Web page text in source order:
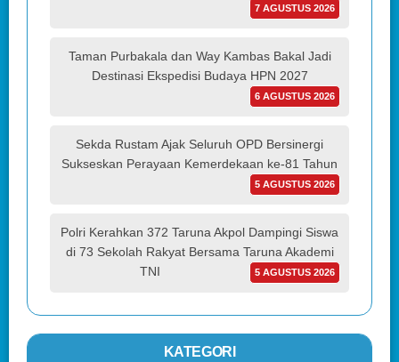
7 AGUSTUS 2026
Taman Purbakala dan Way Kambas Bakal Jadi
Destinasi Ekspedisi Budaya HPN 2027
6 AGUSTUS 2026
Sekda Rustam Ajak Seluruh OPD Bersinergi
Sukseskan Perayaan Kemerdekaan ke-81 Tahun
5 AGUSTUS 2026
Polri Kerahkan 372 Taruna Akpol Dampingi Siswa
di 73 Sekolah Rakyat Bersama Taruna Akademi
TNI
5 AGUSTUS 2026
KATEGORI